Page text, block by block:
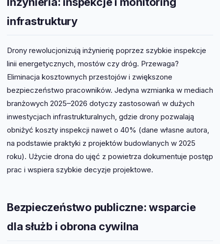
infrastruktury
Drony rewolucjonizują inżynierię poprzez szybkie inspekcje
linii energetycznych, mostów czy dróg. Przewaga?
Eliminacja kosztownych przestojów i zwiększone
bezpieczeństwo pracowników. Jedyna wzmianka w mediach
branżowych 2025–2026 dotyczy zastosowań w dużych
inwestycjach infrastrukturalnych, gdzie drony pozwalają
obniżyć koszty inspekcji nawet o 40% (dane własne autora,
na podstawie praktyki z projektów budowlanych w 2025
roku). Użycie drona do ujęć z powietrza dokumentuje postęp
prac i wspiera szybkie decyzje projektowe.
Bezpieczeństwo publiczne: wsparcie
dla służb i obrona cywilna